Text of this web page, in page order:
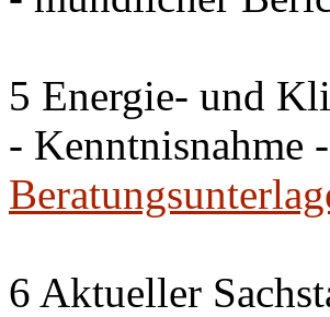
5 Energie- und
- Kenntnisnahme -
6 Aktueller